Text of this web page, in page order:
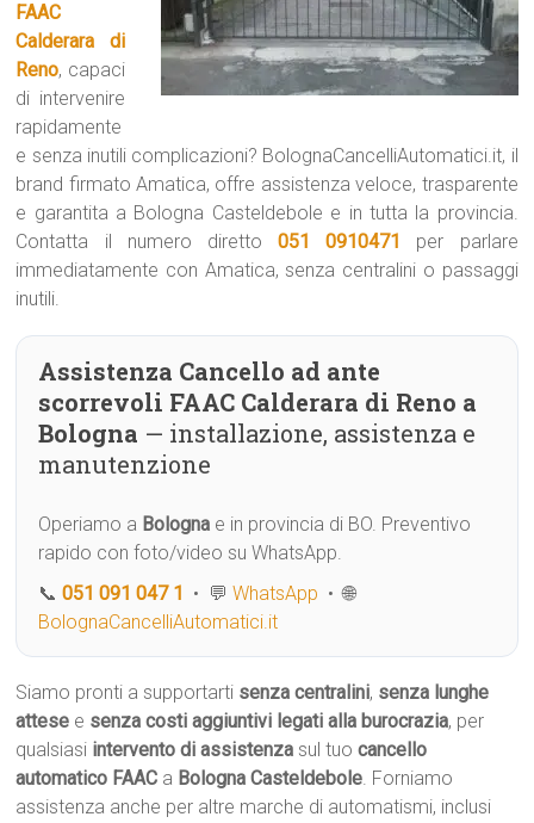
FAAC
Calderara di
Reno, capaci
di intervenire
rapidamente
e senza inutili complicazioni? BolognaCancelliAutomatici.it, il
brand firmato Amatica, offre assistenza veloce, trasparente
e garantita a Bologna Casteldebole e in tutta la provincia.
Contatta il numero diretto051 0910471
per parlare
immediatamente con Amatica, senza centralini o passaggi
inutili.
Assistenza Cancello ad ante
scorrevoli FAAC Calderara di Reno a
Bologna — installazione, assistenza e
manutenzione
Operiamo a Bologna e in provincia di BO. Preventivo
rapido con foto/video su WhatsApp.
📞051 091 047 1 • 💬WhatsApp • 🌐
BolognaCancelliAutomatici.it
Siamo pronti a supportarti senza centralini, senza lunghe
attese e senza costi aggiuntivi legati alla burocrazia, per
qualsiasi intervento di assistenza sul tuocancello
automatico FAAC a Bologna Casteldebole. Forniamo
assistenza anche per altre marche di automatismi, inclusi